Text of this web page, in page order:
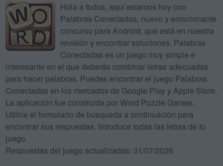
Hola a todos, aquí estamos hoy con
Palabras Conectadas, nuevo y emocionante
concurso para Android, que está en nuestra
revisión y encontrar soluciones. Palabras
Conectadas es un juego muy simple e
interesante en el que deberás combinar letras adecuadas
para hacer palabras. Puedes encontrar el juego Palabras
Conectadas en los mercados de Google Play y Apple Store.
La aplicación fue construida por Word Puzzle Games.
Utilice el formulario de búsqueda a continuación para
encontrar sus respuestas. Introduce todas las letras de tu
juego.
Respuestas del juego actualizadas: 31/07/2026